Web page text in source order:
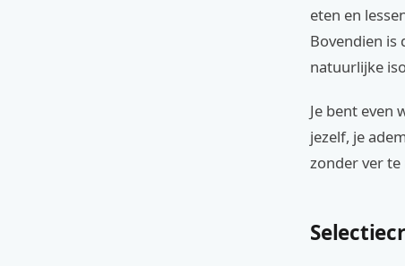
eten en
Bovendien is
natuurlijke
Je bent even
jezelf, je
zonder ver te